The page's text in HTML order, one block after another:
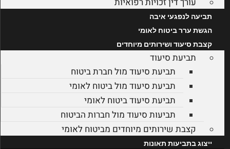
תביעה לנפגעי איבה
הגשת ערר ביטוח לאומי
קצבת סיעוד ושירותים מיוחדים
תביעת סיעוד
תביעת סיעוד מול חברת ביטוח
תביעת סיעוד מול ביטוח לאומי
תביעת סיעוד ביטוח לאומי
תביעות סיעוד מול חברות הביטוח
קצבת שירותים מיוחדים מביטוח לאומי
ייצוג בתביעות תאונות